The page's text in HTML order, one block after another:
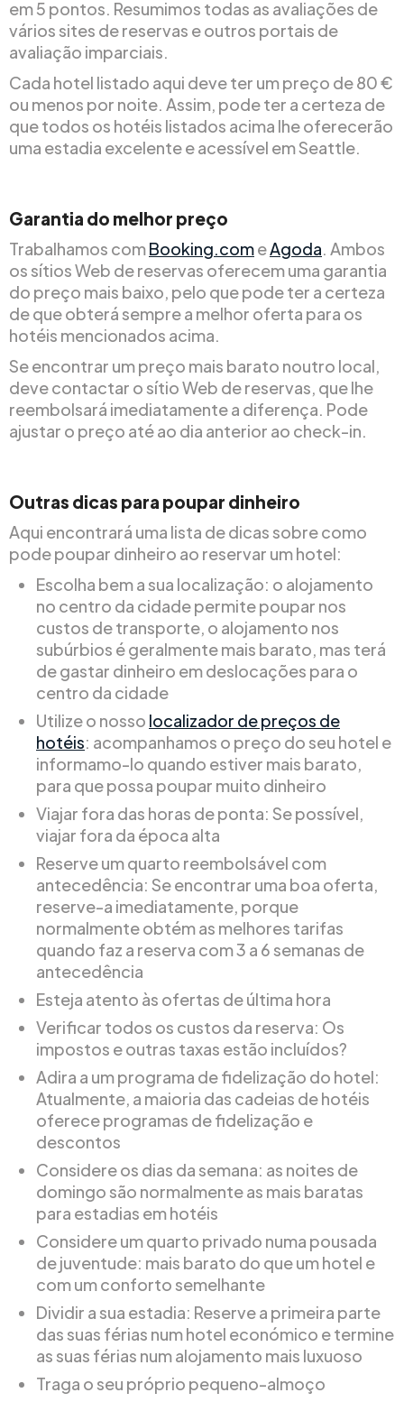
em 5 pontos. Resumimos todas as avaliações de
vários sites de reservas e outros portais de
avaliação imparciais.
Cada hotel listado aqui deve ter um preço de 80 €
ou menos por noite. Assim, pode ter a certeza de
que todos os hotéis listados acima lhe oferecerão
uma estadia excelente e acessível em Seattle.
Garantia do melhor preço
Trabalhamos comBooking.comeAgoda. Ambos
os sítios Web de reservas oferecem uma garantia
do preço mais baixo, pelo que pode ter a certeza
de que obterá sempre a melhor oferta para os
hotéis mencionados acima.
Se encontrar um preço mais barato noutro local,
deve contactar o sítio Web de reservas, que lhe
reembolsará imediatamente a diferença. Pode
ajustar o preço até ao dia anterior ao check-in.
Outras dicas para poupar dinheiro
Aqui encontrará uma lista de dicas sobre como
pode poupar dinheiro ao reservar um hotel:
Escolha bem a sua localização: o alojamento
no centro da cidade permite poupar nos
custos de transporte, o alojamento nos
subúrbios é geralmente mais barato, mas terá
de gastar dinheiro em deslocações para o
centro da cidade
Utilize o nosso localizador de preços de
hotéis: acompanhamos o preço do seu hotel e
informamo-lo quando estiver mais barato,
para que possa poupar muito dinheiro
Viajar fora das horas de ponta: Se possível,
viajar fora da época alta
Reserve um quarto reembolsável com
antecedência: Se encontrar uma boa oferta,
reserve-a imediatamente, porque
normalmente obtém as melhores tarifas
quando faz a reserva com 3 a 6 semanas de
antecedência
Esteja atento às ofertas de última hora
Verificar todos os custos da reserva: Os
impostos e outras taxas estão incluídos?
Adira a um programa de fidelização do hotel:
Atualmente, a maioria das cadeias de hotéis
oferece programas de fidelização e
descontos
Considere os dias da semana: as noites de
domingo são normalmente as mais baratas
para estadias em hotéis
Considere um quarto privado numa pousada
de juventude: mais barato do que um hotel e
com um conforto semelhante
Dividir a sua estadia: Reserve a primeira parte
das suas férias num hotel económico e termine
as suas férias num alojamento mais luxuoso
Traga o seu próprio pequeno-almoço